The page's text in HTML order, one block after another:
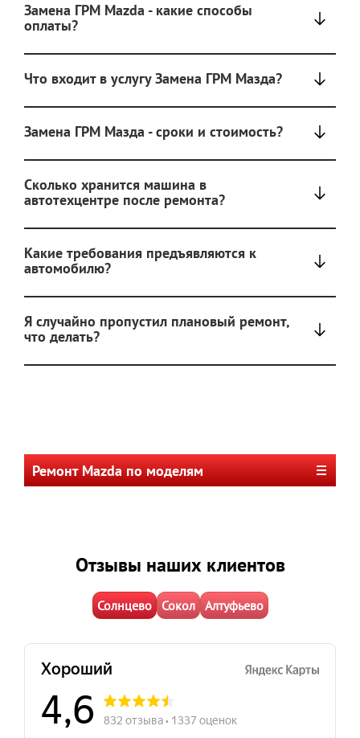
Замена ГРМ Mazda - какие способы
оплаты?
Что входит в услугу Замена ГРМ Мазда?
Замена ГРМ Мазда - сроки и стоимость?
Сколько хранится машина в
автотехцентре после ремонта?
Какие требования предъявляются к
автомобилю?
Я случайно пропустил плановый ремонт,
что делать?
Ремонт Mazda по моделям
Отзывы наших клиентов
Солнцево Сокол Алтуфьево